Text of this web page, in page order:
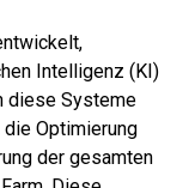
Intelligenz (KI)
diese Systeme
die Optimierung
der gesamten